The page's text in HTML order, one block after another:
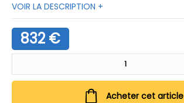
VOIR LA DESCRIPTION +
832 €
Acheter cet article